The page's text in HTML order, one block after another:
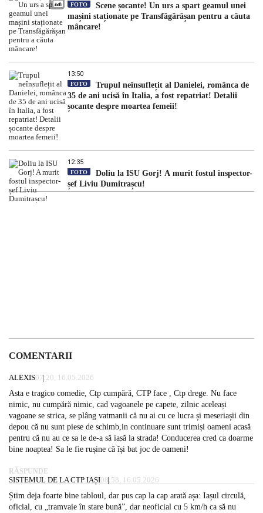
FOTO
Scene șocante! Un urs a spart geamul unei
mașini staționate pe Transfăgărășan pentru a căuta
mâncare!
13:50
FOTO
Trupul neînsuflețit al Danielei, românca de
35 de ani ucisă în Italia, a fost repatriat! Detalii
șocante despre moartea femeii!
12:35
FOTO
Doliu la ISU Gorj! A murit fostul inspector-
șef Liviu Dumitrașcu!
COMENTARII
ALEXIS07:20, 16.05.2026
Asta e tragico comedie, Ctp cumpără, CTP face , Ctp drege. Nu face
nimic, nu cumpără nimic, cad vagoanele pe capete, zilnic aceleași
vagoane se strica, se plâng vatmanii că nu ai cu ce lucra și meseriașii din
depou că nu sunt piese de schimb,in continuare sunt trimiși oameni acasă
pentru că nu au ce sa le de-a să iasă la strada! Conducerea cred ca doarme
bine noaptea! Sa le fie rușine că își bat joc de oameni!
RĂSPUNDE
SISTEMUL DE LA CTP IAȘI08:58, 16.05.2026
Știm deja foarte bine tabloul, dar pus cap la cap arată așa: Iașul circulă,
oficial, cu „tramvaie în stare bună”, dar neoficial cu 5 km/h ca să nu